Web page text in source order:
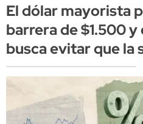
El dólar mayorista
barrera de $1.500
busca evitar que la